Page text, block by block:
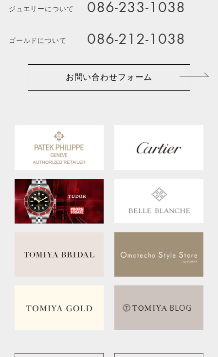
ジュエリーについて 086-233-1038
ゴールドについて 086-212-1038
お問い合わせフォーム